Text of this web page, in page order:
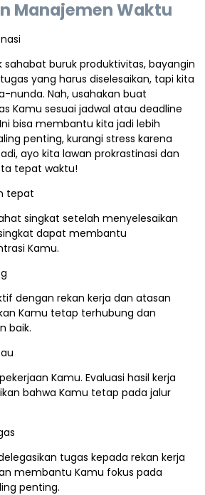
Manajemen Waktu
sahabat buruk produktivitas, bayangin
yang harus diselesaikan, tapi kita
nunda. Nah, usahakan buat
Kamu sesuai jadwal atau deadline
bisa membantu kita jadi lebih
penting, kurangi stress karena
ayo kita lawan prokrastinasi dan
tepat waktu!
tepat
singkat setelah menyelesaikan
dapat membantu
Kamu.
dengan rekan kerja dan atasan
Kamu tetap terhubung dan
baik.
Kamu. Evaluasi hasil kerja
bahwa Kamu tetap pada jalur
tugas kepada rekan kerja
membantu Kamu fokus pada
penting.